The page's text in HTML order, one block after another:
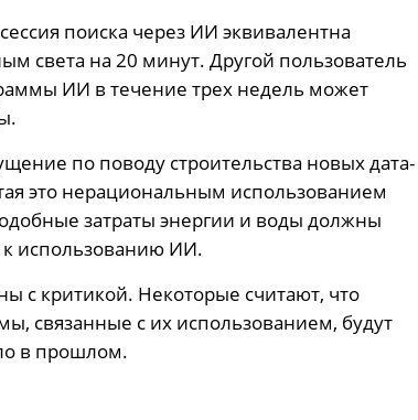
поиска через ИИ эквивалентна
света на 20 минут. Другой пользователь
ИИ в течение трех недель может
по поводу строительства новых дата-
это нерациональным использованием
затраты энергии и воды должны
к использованию ИИ.
с критикой. Некоторые считают, что
связанные с их использованием, будут
в прошлом.